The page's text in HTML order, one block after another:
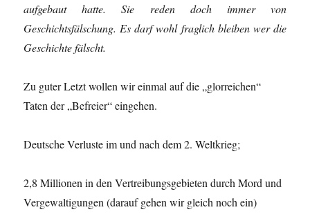
aufgebaut hatte. Sie reden doch immer von
Geschichtsfälschung. Es darf wohl fraglich bleiben wer die
Geschichte fälscht.
Zu guter Letzt wollen wir einmal auf die „glorreichen“
Taten der „Befreier“ eingehen.
Deutsche Verluste im und nach dem 2. Weltkrieg;
2,8 Millionen in den Vertreibungsgebieten durch Mord und
Vergewaltigungen (darauf gehen wir gleich noch ein)